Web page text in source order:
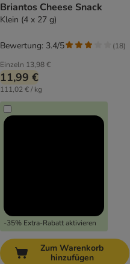
Briantos Cheese Snack
Klein (4 x 27 g)
Einzeln 13,98 €
11,99 €
111,02 € / kg
-35% Extra-Rabatt aktivieren
Bewertung: 3.4/5 (18)
Zum Warenkorb
hinzufügen